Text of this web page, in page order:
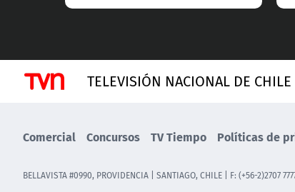
TELEVISIÓN NACIONAL DE CHILE
Comercial Concursos TV Tiempo Políticas de
BELLAVISTA #0990, PROVIDENCIA | SANTIAGO, CHILE | F: (+56-2)2707